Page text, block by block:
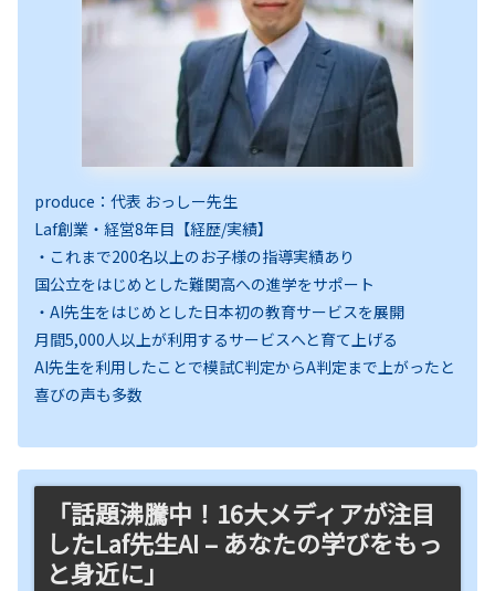
produce：代表 おっしー先生
Laf創業・経営8年目【経歴/実績】
・これまで200名以上のお子様の指導実績あり
国公立をはじめとした難関高への進学をサポート
・AI先生をはじめとした日本初の教育サービスを展開
月間5,000人以上が利用するサービスへと育て上げる
AI先生を利用したことで模試C判定からA判定まで上がったと
喜びの声も多数
「話題沸騰中！16大メディアが注目
したLaf先生AI – あなたの学びをもっ
と身近に」